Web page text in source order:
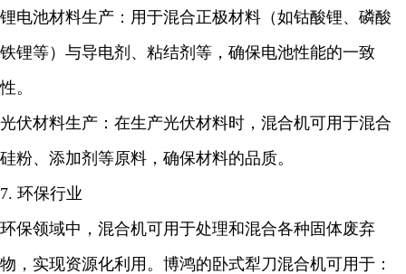
锂电池材料生产：用于混合正极材料（如钴酸锂、磷酸
铁锂等）与导电剂、粘结剂等，确保电池性能的一致
性。
光伏材料生产：在生产光伏材料时，混合机可用于混合
硅粉、添加剂等原料，确保材料的品质。
7. 环保行业
环保领域中，混合机可用于处理和混合各种固体废弃
物，实现资源化利用。博鸿的卧式犁刀混合机可用于：